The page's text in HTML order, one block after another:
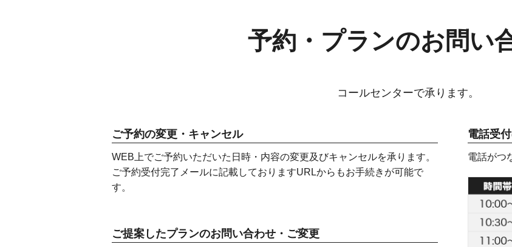
予約・プランのお問い
コールセンターで承ります。
ご予約の変更・キャンセル
WEB上でご予約いただいた日時・内容の変更及びキャンセルを承ります。
ご予約受付完了メールに記載しておりますURLからもお手続きが可能で
す。
ご提案したプランのお問い合わせ・ご変更
電話受
電話がつ